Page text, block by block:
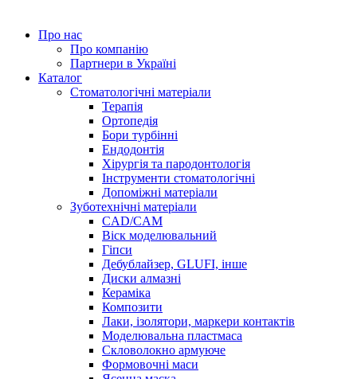
Про нас
Про компанію
Партнери в Україні
Каталог
Стоматологічні матеріали
Терапія
Ортопедія
Бори турбінні
Ендодонтія
Хірургія та пародонтологія
Інструменти стоматологічні
Допоміжні матеріали
Зуботехнічні матеріали
CAD/CAM
Віск моделювальний
Гіпси
Дебублайзер, GLUFI, інше
Диски алмазні
Кераміка
Композити
Лаки, ізолятори, маркери контактів
Моделювальна пластмаса
Скловолокно армуюче
Формовочні маси